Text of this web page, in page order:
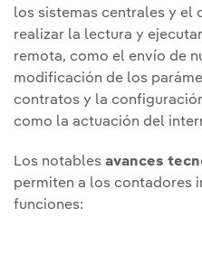
los sistemas centrales y el
realizar la lectura y
remota, como el envío de
modificación de los
contratos y la
como la actuación del
Los notables avances
permiten a los contadores
funciones: